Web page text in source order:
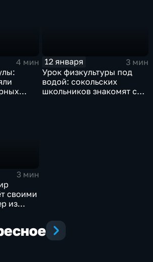
4 мин
12 января
3 мин
Урок физкультуры под
водой: сокольских
школьников знакомят с
3 мин
своими
из